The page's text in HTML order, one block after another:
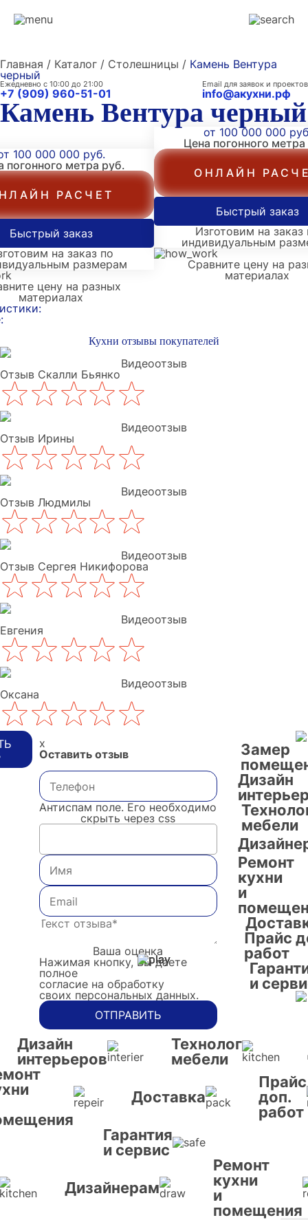
Главная / Каталог / Столешницы / Камень Вентура
черный
Ежедневно с 10:00 до 21:00
+7 (909) 960-51-01
Email для заявок и проектов
info@акухни.рф
Камень Вентура черный
100 000 000 руб.
погонного метра руб.
РАСЧЕТ
Быстрый заказ
на заказ по
размерам
цену на разных
материалах
от 100 000 000
Цена погонного метра
ОНЛАЙН
Быстрый заказ
Изготовим на заказ
индивидуальным
Сравните цену на
материалах
Кухни отзывы покупателей
Видеоотзыв
Отзыв Скалли Бьянко
Видеоотзыв
Отзыв Ирины
Видеоотзыв
Отзыв Людмилы
Видеоотзыв
Отзыв Сергея Никифорова
Видеоотзыв
Евгения
Видеоотзыв
Оксана
x
Оставить отзыв
Антиспам поле. Его необходимо
скрыть через css
Ваша оценка
Нажимая кнопку, Вы даете
полное
согласие на обработку
своих персональных данных.
ОТПРАВИТЬ
Замер
Дизайн
мебели
Ремонт
кухни
и
Прайс
работ
и
Дизайн
интерьеров
Технолог
мебели
Доставка
Прайс
доп.
работ
Гарантия
и сервис
Дизайнерам
Ремонт
кухни
и
помещения